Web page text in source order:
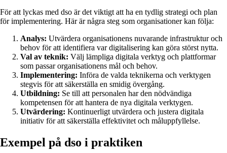
För att lyckas med dso är det viktigt att ha en tydlig strategi och plan
för implementering. Här är några steg som organisationer kan följa:
Analys: Utvärdera organisationens nuvarande infrastruktur och
behov för att identifiera var digitalisering kan göra störst nytta.
Val av teknik: Välj lämpliga digitala verktyg och plattformar
som passar organisationens mål och behov.
Implementering: Införa de valda teknikerna och verktygen
stegvis för att säkerställa en smidig övergång.
Utbildning: Se till att personalen har den nödvändiga
kompetensen för att hantera de nya digitala verktygen.
Utvärdering: Kontinuerligt utvärdera och justera digitala
initiativ för att säkerställa effektivitet och måluppfyllelse.
Exempel på dso i praktiken